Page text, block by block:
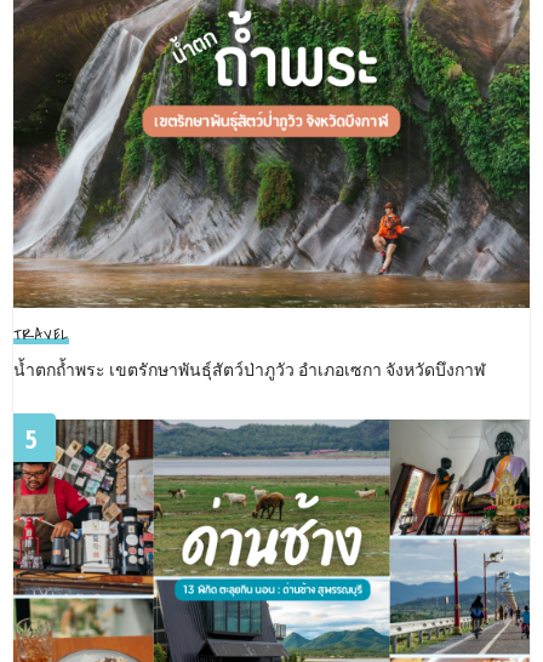
TRAVEL
น้ำตกถ้ำพระ เขตรักษาพันธุ์สัตว์ป่าภูวัว อำเภอเซกา จังหวัดบึงกาฬ
5